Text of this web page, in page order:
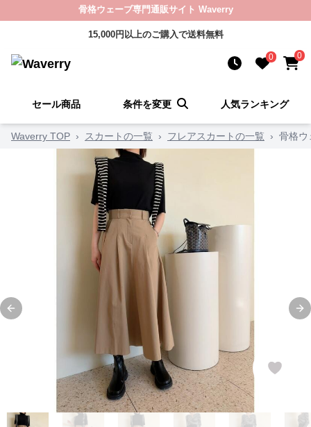
骨格ウェーブ専門通販サイト Waverry
15,000円以上のご購入で送料無料
0 0
セール商品 条件を変更 人気ランキング
Waverry TOP › スカートの一覧 › フレアスカートの一覧 › 骨格ウ
Previous slide